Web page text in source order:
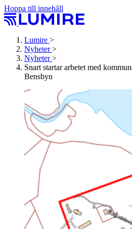
Hoppa till innehåll
Lumire >
Nyheter >
Nyheter >
Snart startar arbetet med
Bensbyn